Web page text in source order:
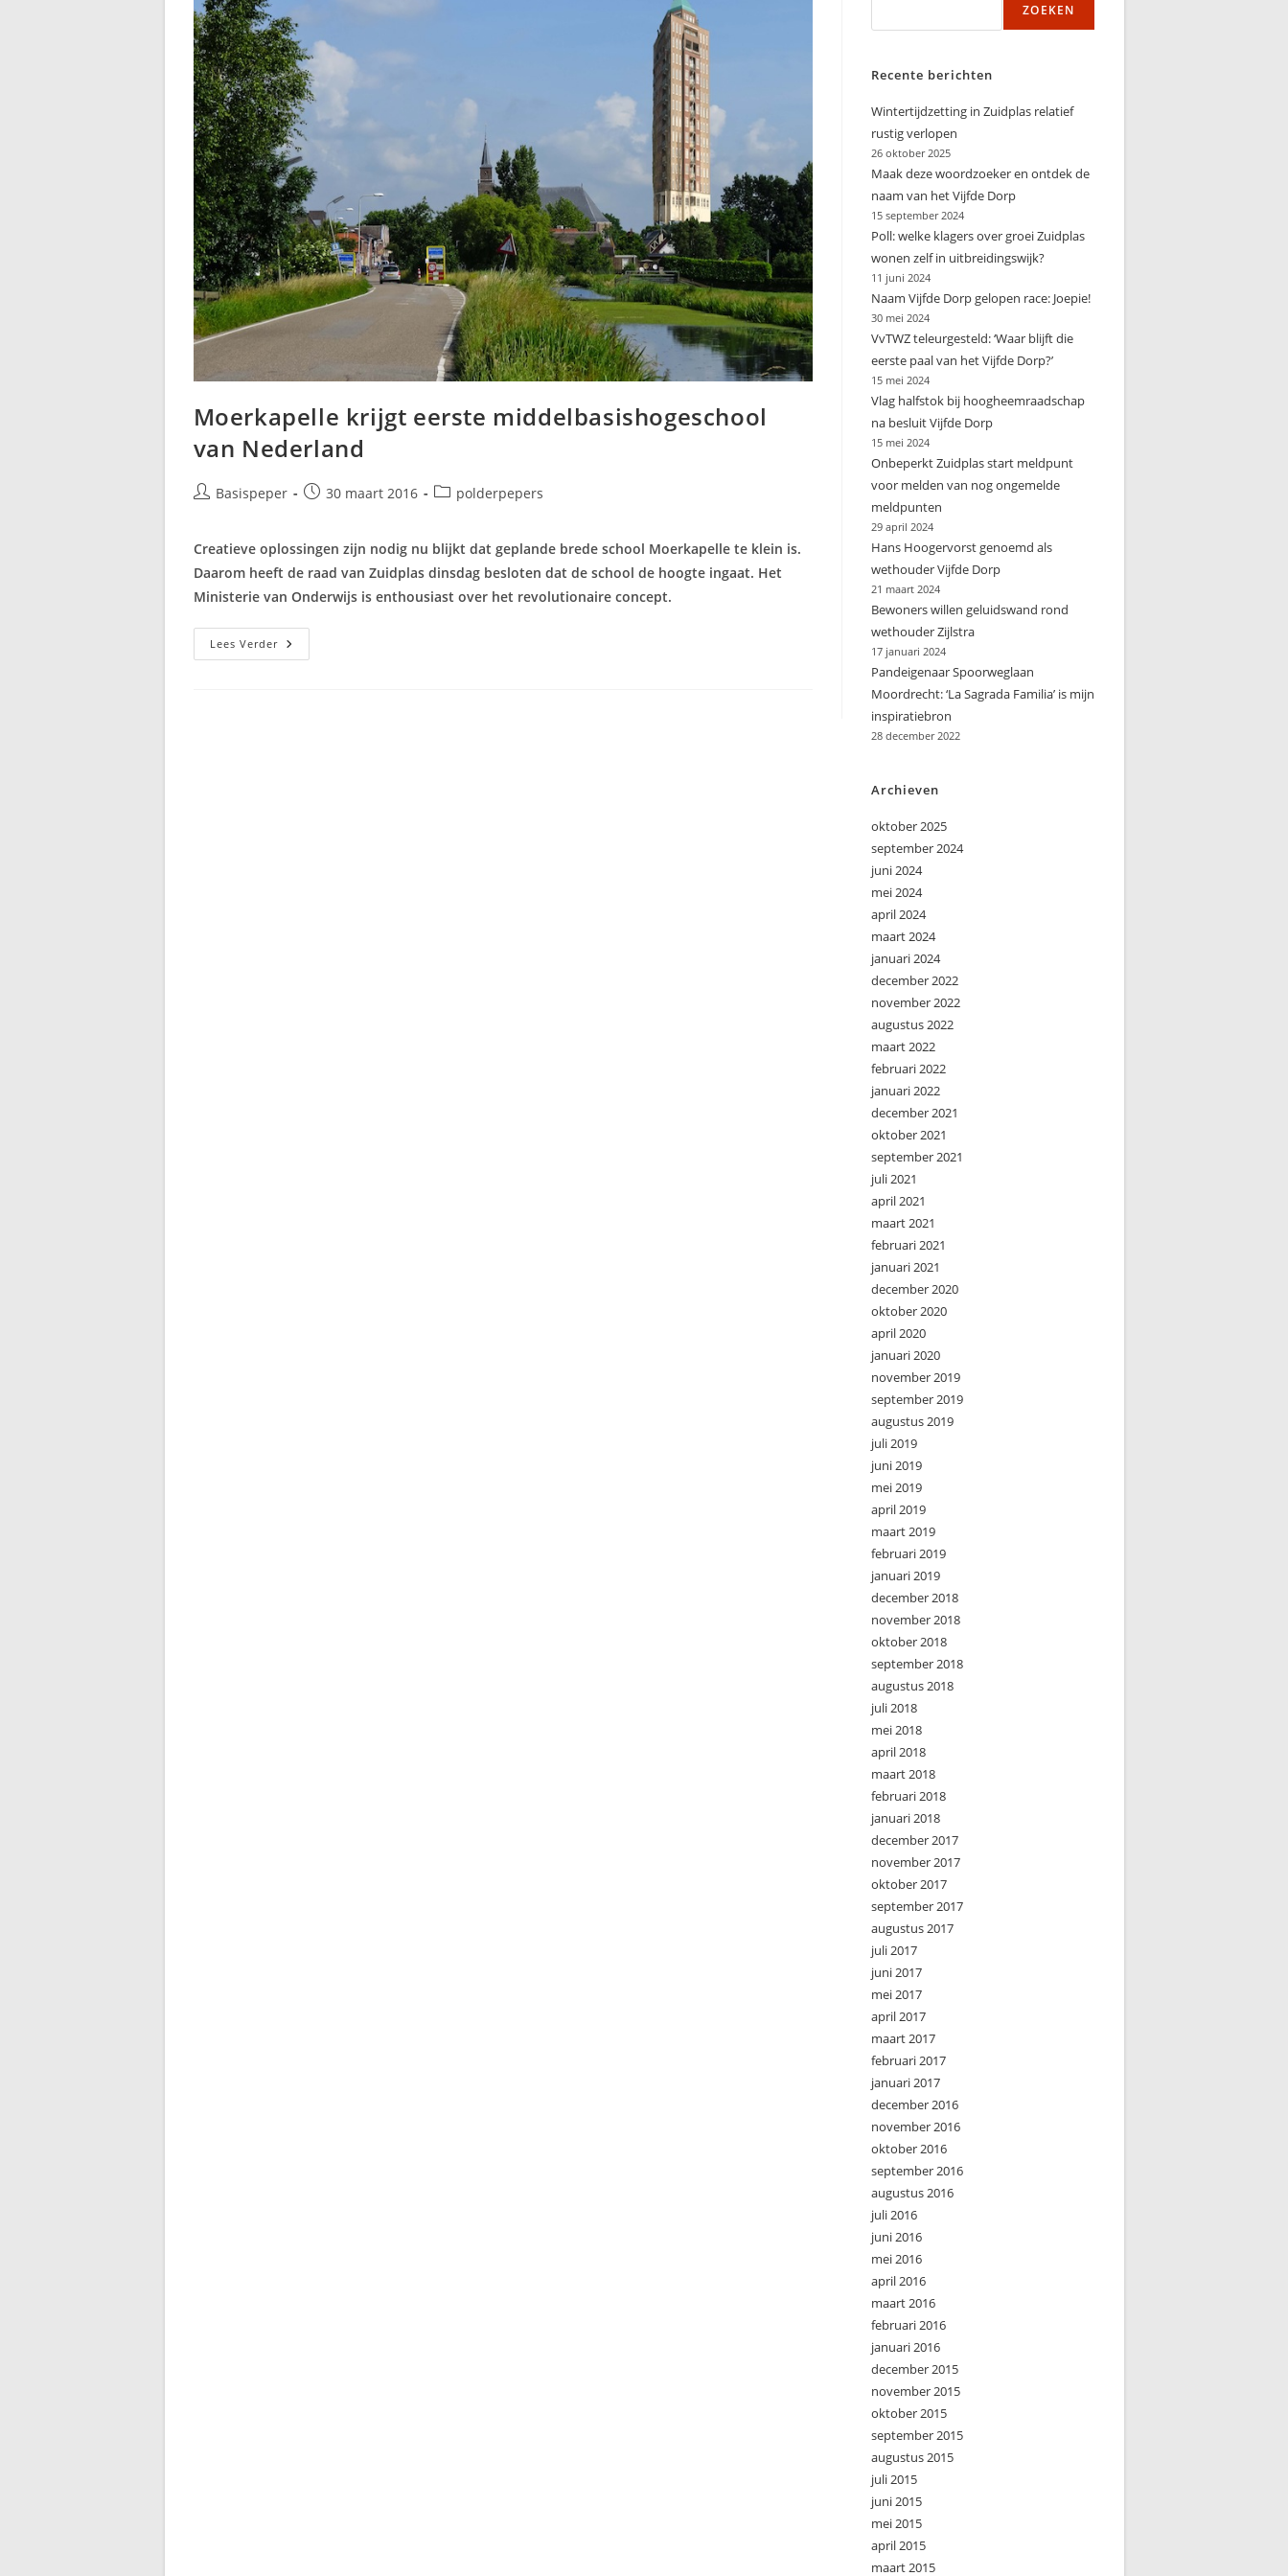
zoeken
Moerkapelle krijgt eerste middelbasishogeschool
van Nederland
BerichtBasispeper
Bericht30 maart 2016 Berichtcategorie:
polderpepers
Creatieve oplossingen zijn nodig nu blijkt dat geplande brede school Moerkapelle te klein is.
Daarom heeft de raad van Zuidplas dinsdag besloten dat de school de hoogte ingaat. Het
Ministerie van Onderwijs is enthousiast over het revolutionaire concept.
Lees VerderMoerkapelle
Krijgt
ZOEKEN
Recente berichten
Wintertijdzetting in Zuidplas relatief
rustig verlopen
26 oktober 2025
Maak deze woordzoeker en ontdek de
naam van het Vijfde Dorp
15 september 2024
Poll: welke klagers over groei Zuidplas
wonen zelf in uitbreidingswijk?
11 juni 2024
Naam Vijfde Dorp gelopen race: Joepie!
30 mei 2024
VvTWZ teleurgesteld: ‘Waar blijft die
eerste paal van het Vijfde Dorp?’
15 mei 2024
Vlag halfstok bij hoogheemraadschap
na besluit Vijfde Dorp
15 mei 2024
Onbeperkt Zuidplas start meldpunt
voor melden van nog ongemelde
meldpunten
29 april 2024
Hans Hoogervorst genoemd als
wethouder Vijfde Dorp
21 maart 2024
Bewoners willen geluidswand rond
wethouder Zijlstra
17 januari 2024
Pandeigenaar Spoorweglaan
Moordrecht: ‘La Sagrada Familia’ is mijn
inspiratiebron
28 december 2022
Archieven
oktober 2025
september 2024
juni 2024
mei 2024
april 2024
maart 2024
januari 2024
december 2022
november 2022
augustus 2022
maart 2022
februari 2022
januari 2022
december 2021
oktober 2021
september 2021
juli 2021
april 2021
maart 2021
februari 2021
januari 2021
december 2020
oktober 2020
april 2020
januari 2020
november 2019
september 2019
augustus 2019
juli 2019
juni 2019
mei 2019
april 2019
maart 2019
februari 2019
januari 2019
december 2018
november 2018
oktober 2018
september 2018
augustus 2018
juli 2018
mei 2018
april 2018
maart 2018
februari 2018
januari 2018
december 2017
november 2017
oktober 2017
september 2017
augustus 2017
juli 2017
juni 2017
mei 2017
april 2017
maart 2017
februari 2017
januari 2017
december 2016
november 2016
oktober 2016
september 2016
augustus 2016
juli 2016
juni 2016
mei 2016
april 2016
maart 2016
februari 2016
januari 2016
december 2015
november 2015
oktober 2015
september 2015
augustus 2015
juli 2015
juni 2015
mei 2015
april 2015
maart 2015